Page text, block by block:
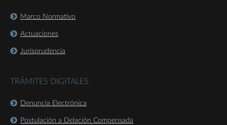
Marco Normativo
Actuaciones
Jurisprudencia
TRÁMITES DIGITALES
Denuncia Electrónica
Postulación a Delación Compensada